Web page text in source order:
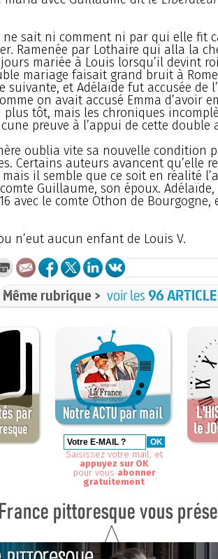
ne sait ni comment ni par qui elle fit
Ramenée par Lothaire qui alla la
mariée à Louis lorsqu’il devint
mariage faisait grand bruit à
suivante, et Adélaïde fut accusée de
on avait accusé Emma d’avoir
tôt, mais les chroniques
preuve à l’appui de cette double
oublia vite sa nouvelle condition
Certains auteurs avancent qu’elle
il semble que ce soit en réalité
Guillaume, son époux. Adélaïde,
avec le comte Othon de
n’eut aucun enfant de Louis V.
Même rubrique > voir les96
Saisissez votre mail, et
appuyez sur OK
pour vous abonner
gratuitement